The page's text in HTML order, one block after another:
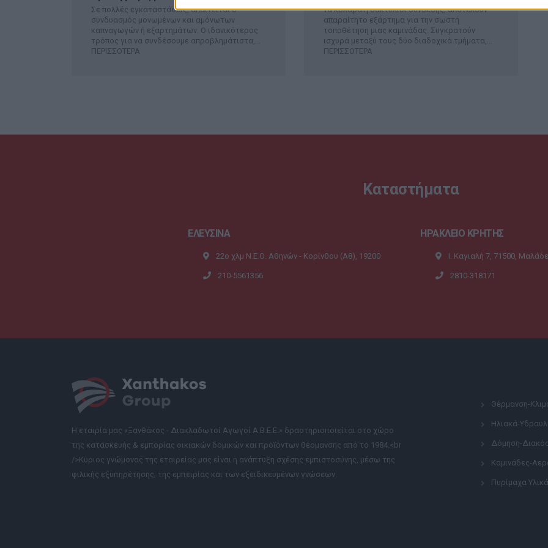
Σε πολλές εγκαταστάσεις, απαιτείται ο
συνδυασμός μονωμένων και αμόνωτων
καπναγωγών ή εξαρτημάτων. Ο ιδανικότερος
τρόπος για να συνδέσουμε απροβλημάτιστα,...
ΠΕΡΙΣΣΟΤΕΡΑ
Τα κολάρα ή δακτύλιοι σύνδεσης, αποτελούν
απαραίτητο εξάρτημα για την σωστή
τοποθέτηση μιας καμινάδας. Συγκρατούν
ισχυρά μεταξύ τους δύο διαδοχικά τμήματα,...
ΠΕΡΙΣΣΟΤΕΡΑ
Καταστήματα
ΕΛΕΥΣΙΝΑ
22ο χλμ Ν.Ε.Ο. Αθηνών - Κορίνθου (A8), 19200
210-5561356
ΗΡΑΚΛΕΙΟ ΚΡΗΤΗΣ
Ι. Καγιαλή 7, 71500,
2810-318171
Η εταιρία μας «Ξανθάκος - Διακλαδωτοί Αγωγοί Α.Β.Ε.Ε.» δραστηριοποιείται στο χώρο
της κατασκευής & εμπορίας οικιακών δομικών και προϊόντων θέρμανσης από το 1984.<br
/>Κύριος γνώμονας της εταιρείας μας είναι η ανάπτυξη σχέσης εμπιστοσύνης, μέσω της
φιλικής εξυπηρέτησης, της εμπειρίας και των εξειδικευμένων γνώσεων.
Θέρμανση-
Ηλιακά-
Δόμηση-
Καμινάδες-
Πυρίμαχα Υλικά